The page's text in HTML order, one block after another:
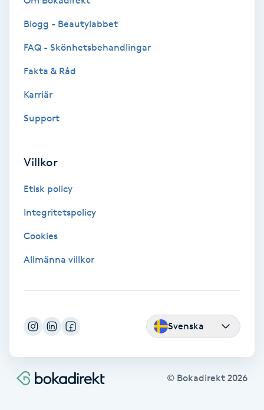
MicroPen
Mixfransar
Nagelförlängning gelé
Nagelförlängning glasfiber
Nagelsvamp
Blogg - Beautylabbet
FAQ - Skönhetsbehandlingar
Fakta & Råd
Karriär
Support
Villkor
Etisk policy
Integritetspolicy
Cookies
Allmänna villkor
Svenska
© Bokadirekt 2026